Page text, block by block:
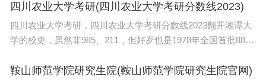
四川农业大学考研(四川农业大学考研分数线2023)
四川农业大学考研，四川农业大学考研分数线2023翻开湘潭大
学的校史，虽然非985、211，但好歹也是1978年全国首批88所
选，湘潭大学凭借数学学科，入选双一流，挽回了一
鞍山师范学院研究生院(鞍山师范学院研究生院官网)